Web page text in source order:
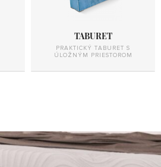
TABURET
PRAKTICKÝ TABURET S
ÚLOŽNÝM PRIESTOROM